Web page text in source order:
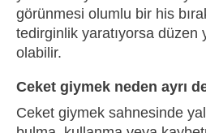
görünmesi olumlu bir his
tedirginlik yaratıyorsa düzen
olabilir.
Ceket giymek neden ayrı
Ceket giymek sahnesinde